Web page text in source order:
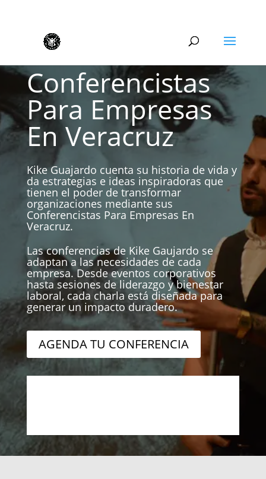
Conferencistas
Para Empresas
En Veracruz
Kike Guajardo cuenta su historia de vida y
da estrategias e ideas inspiradoras que
tienen el poder de transformar
organizaciones mediante sus
Conferencistas Para Empresas En
Veracruz.
Las conferencias de Kike Gaujardo se
adaptan a las necesidades de cada
empresa. Desde eventos corporativos
hasta sesiones de liderazgo y bienestar
laboral, cada charla está diseñada para
generar un impacto duradero.
AGENDA TU CONFERENCIA